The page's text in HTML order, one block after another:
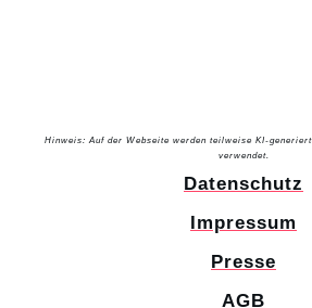
Hinweis: Auf der Webseite werden teilweise KI-
verwendet.
Datenschutz
Impressum
Presse
AGB